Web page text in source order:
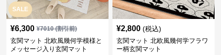
SALE
¥6,300 ¥7010(割引前)
玄関マット 北欧風幾何学模様と
メッセージ入り玄関マット
¥2,800 (税込)
玄関マット 北欧風幾何学フラワ
ー柄玄関マット